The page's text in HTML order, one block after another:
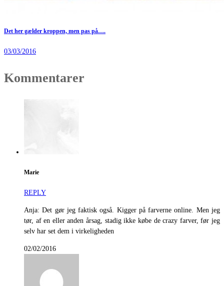
Det her gælder kroppen, men pas på….
03/03/2016
Kommentarer
Marie
REPLY
Anja: Det gør jeg faktisk også. Kigger på farverne online. Men jeg
tør, af en eller anden årsag, stadig ikke købe de crazy farver, før jeg
selv har set dem i virkeligheden
02/02/2016